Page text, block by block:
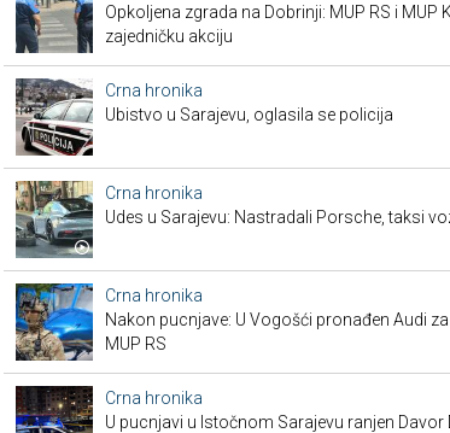
Opkoljena zgrada na Dobrinji: MUP RS i MUP
zajedničku akciju
Crna hronika
Ubistvo u Sarajevu, oglasila se policija
Crna hronika
Udes u Sarajevu: Nastradali Porsche, taksi
Crna hronika
Nakon pucnjave: U Vogošći pronađen Audi
MUP RS
Crna hronika
U pucnjavi u Istočnom Sarajevu ranjen Davor